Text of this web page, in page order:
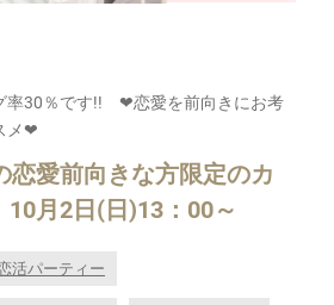
率30％です!! ❤恋愛を前向きにお考
メ❤
恋愛前向きな方限定のカ
月2日(日)13：00～
活パーティー